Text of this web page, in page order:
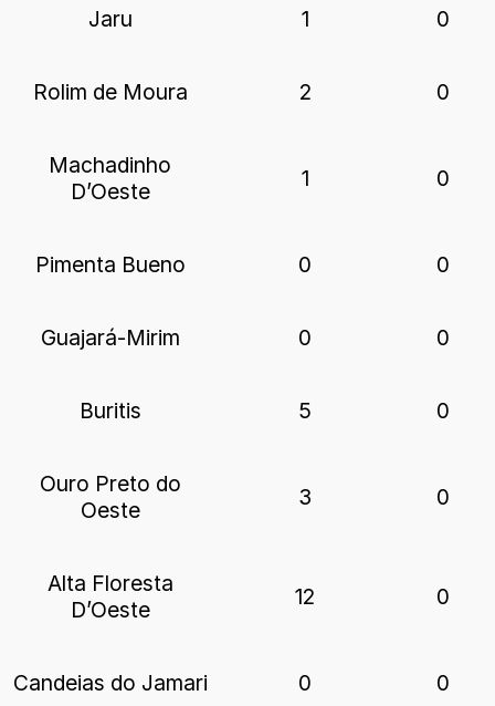
Jaru 1 0
Rolim de Moura 2 0
Machadinho
D’Oeste
1 0
Pimenta Bueno 0 0
Guajará-Mirim 0 0
Buritis 5 0
Ouro Preto do
Oeste
3 0
Alta Floresta
D’Oeste
12 0
Candeias do Jamari 0 0